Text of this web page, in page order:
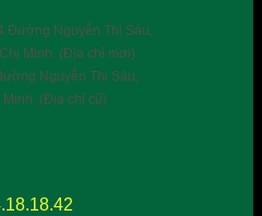
Đường Nguyễn Thị Sáu,
Minh. (Địa chỉ mới)
Nguyễn Thị Sáu,
Minh. (Địa chỉ cũ)